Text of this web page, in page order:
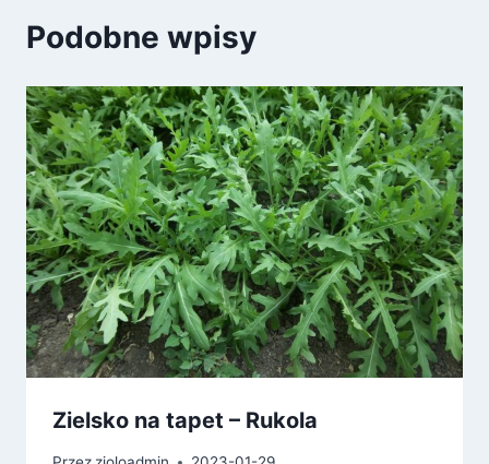
Podobne wpisy
Zielsko na tapet – Rukola